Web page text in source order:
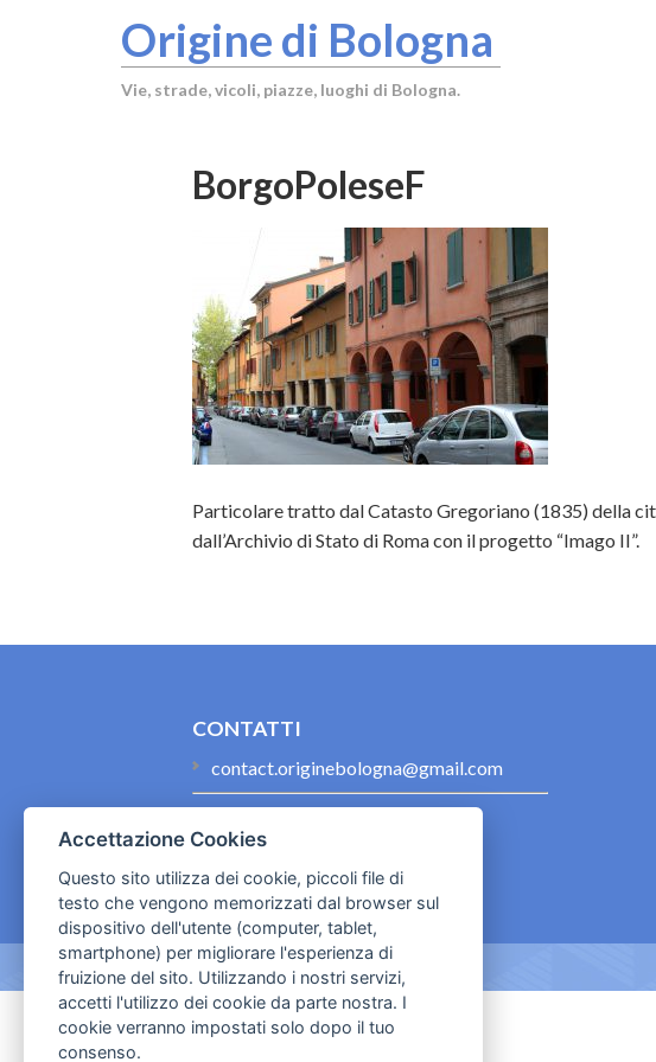
Origine di Bologna
Vie, strade, vicoli, piazze, luoghi di Bologna.
BorgoPoleseF
Particolare tratto dal Catasto Gregoriano (1835) della
dall’Archivio di Stato di Roma con il progetto “Imago II”.
CONTATTI
contact.originebologna@gmail.com
Accettazione Cookies
Questo sito utilizza dei cookie, piccoli file di
testo che vengono memorizzati dal browser sul
dispositivo dell'utente (computer, tablet,
smartphone) per migliorare l'esperienza di
fruizione del sito. Utilizzando i nostri servizi,
accetti l'utilizzo dei cookie da parte nostra. I
cookie verranno impostati solo dopo il tuo
consenso.